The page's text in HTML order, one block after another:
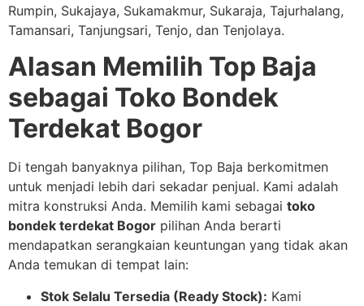
Rumpin, Sukajaya, Sukamakmur, Sukaraja, Tajurhalang,
Tamansari, Tanjungsari, Tenjo, dan Tenjolaya.
Alasan Memilih Top Baja
sebagai Toko Bondek
Terdekat Bogor
Di tengah banyaknya pilihan, Top Baja berkomitmen
untuk menjadi lebih dari sekadar penjual. Kami adalah
mitra konstruksi Anda. Memilih kami sebagai toko
bondek terdekat Bogor pilihan Anda berarti
mendapatkan serangkaian keuntungan yang tidak akan
Anda temukan di tempat lain:
Stok Selalu Tersedia (Ready Stock): Kami